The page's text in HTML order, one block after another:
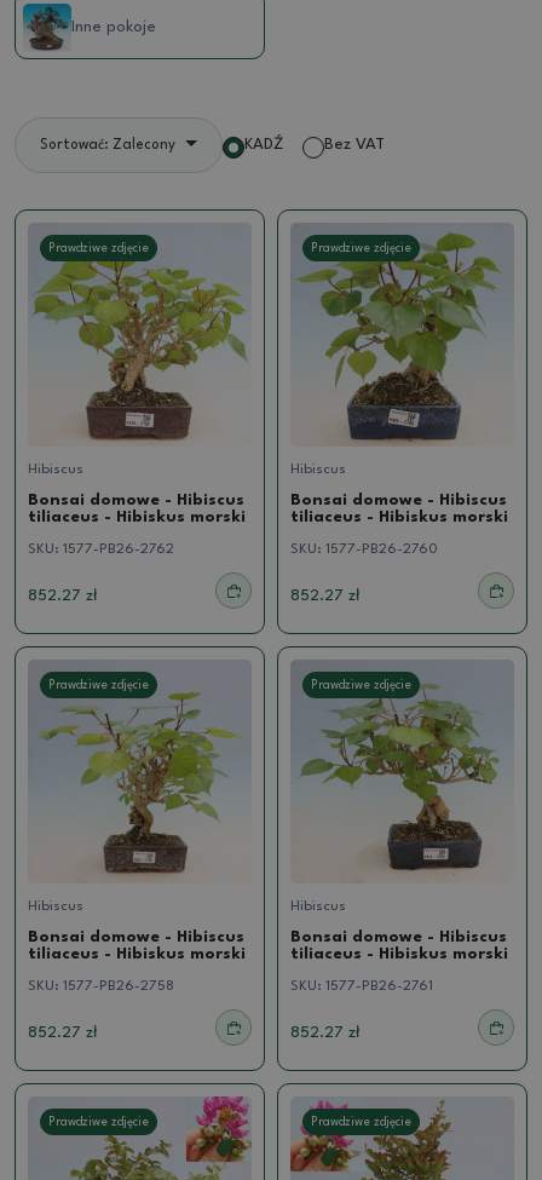
Inne pokoje
Sortować: Zalecony KADŹ Bez VAT
Prawdziwe zdjęcie
Hibiscus
Bonsai domowe - Hibiscus
tiliaceus - Hibiskus morski
SKU: 1577-PB26-2762
852.27 zł
Prawdziwe zdjęcie
Hibiscus
Bonsai domowe - Hibiscus
tiliaceus - Hibiskus morski
SKU: 1577-PB26-2760
852.27 zł
Prawdziwe zdjęcie
Hibiscus
Bonsai domowe - Hibiscus
tiliaceus - Hibiskus morski
SKU: 1577-PB26-2758
852.27 zł
Prawdziwe zdjęcie
Hibiscus
Bonsai domowe - Hibiscus
tiliaceus - Hibiskus morski
SKU: 1577-PB26-2761
852.27 zł
Prawdziwe zdjęcie Prawdziwe zdjęcie